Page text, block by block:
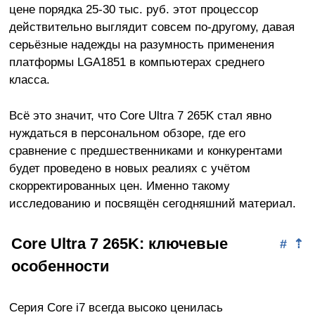
цене порядка 25-30 тыс. руб. этот процессор
действительно выглядит совсем по-другому, давая
серьёзные надежды на разумность применения
платформы LGA1851 в компьютерах среднего
класса.
Всё это значит, что Core Ultra 7 265K стал явно
нуждаться в персональном обзоре, где его
сравнение с предшественниками и конкурентами
будет проведено в новых реалиях с учётом
скорректированных цен. Именно такому
исследованию и посвящён сегодняшний материал.
⇡
#
Core Ultra 7 265K: ключевые
особенности
Серия Core i7 всегда высоко ценилась